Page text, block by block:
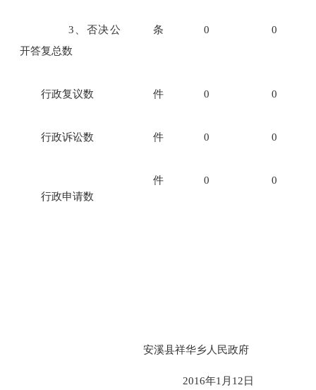
3、否决公
开答复总数
条 0 0
行政复议数 件 0 0
行政诉讼数 件 0 0
行政申请数
件 0 0
安溪县祥华乡人民政府
2016年1 月 12日